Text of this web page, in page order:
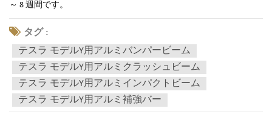
～ 8 週間です。
タグ :
テスラ モデルY用アルミバンパービーム
テスラ モデルY用アルミクラッシュビーム
テスラ モデルY用アルミインパクトビーム
テスラ モデルY用アルミ補強バー